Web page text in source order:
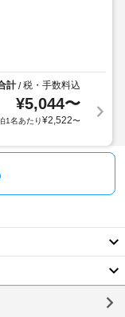
計/税・手数料込
¥5,044〜
1名あたり¥2,522〜